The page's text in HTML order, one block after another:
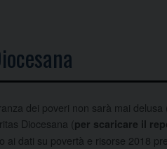
dei poveri non sarà mai delusa
Diocesana (per scaricare il
ai dati su povertà e risorse 2018